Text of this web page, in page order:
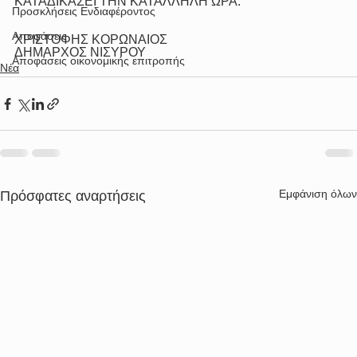
Προσκλήσεις Ενδιαφέροντος
Αποφάσεις
Αποφάσεις οικονομικής επιτροπής
ΧΡΙΣΤΟΦΗΣ ΚΟΡΩΝΑΙΟΣ
ΔΗΜΑΡΧΟΣ ΝΙΣΥΡΟΥ
Νέα
Πρόσφατες αναρτήσεις Εμφάνιση όλων